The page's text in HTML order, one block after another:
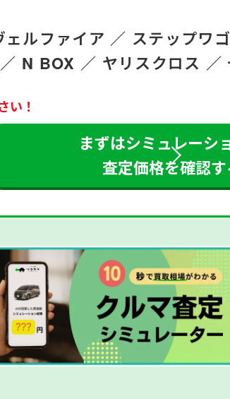
ェルファイア ／ ステップワ
／ N BOX ／ ヤリスクロス ／
い！
まずはシミュレーシ
査定価格を確認す